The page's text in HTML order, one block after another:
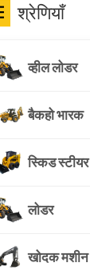
श्रेणियाँ
व्हील लोडर
बैकहो भारक
स्किड
लोडर
खोदक मशीन